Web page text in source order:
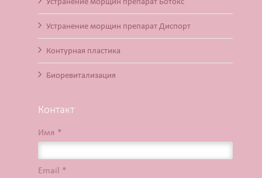
Устранение морщин препарат Ботокс
Устранение морщин препарат Диспорт
Контурная пластика
Биоревитализация
Контакт
Имя *
Email *